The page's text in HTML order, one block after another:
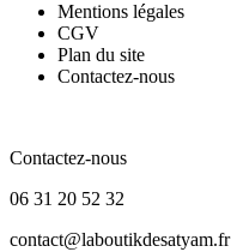
Mentions légales
CGV
Plan du site
Contactez-nous
Contactez-nous
06 31 20 52 32
contact@laboutikdesatyam.fr